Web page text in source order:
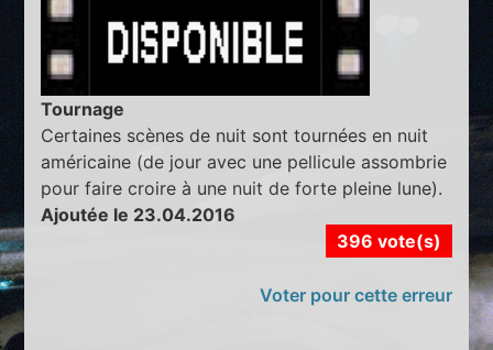
Tournage
Certaines scènes de nuit sont tournées en nuit
américaine (de jour avec une pellicule assombrie
pour faire croire à une nuit de forte pleine lune).
Ajoutée le 23.04.2016
396 vote(s)
Voter pour cette erreur